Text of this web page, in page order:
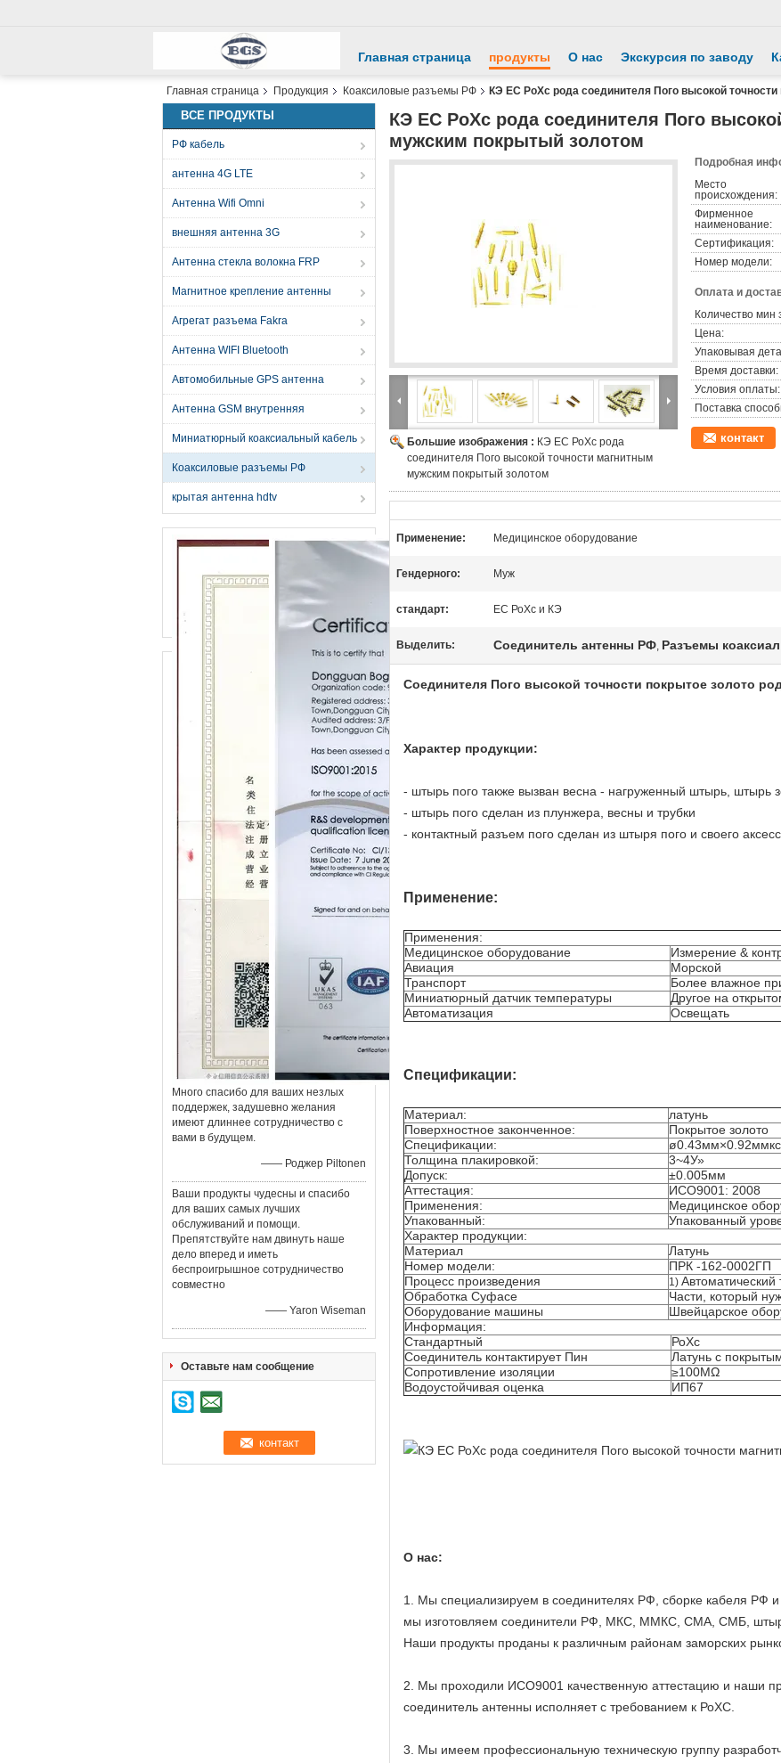
Главная страница продукты О нас Экскурсия по заводу
Главная страница Продукция Коаксиловые разъемы РФ КЭ ЕС РоХс рода соединителя Пого высокой
ВСЕ ПРОДУКТЫ
РФ кабель
антенна 4G LTE
Антенна Wifi Omni
внешняя антенна 3G
Антенна стекла волокна FRP
Магнитное крепление антенны
Агрегат разъема Fakra
Антенна WIFI Bluetooth
Автомобильные GPS антенна
Антенна GSM внутренняя
Миниатюрный коаксиальный кабель
Коаксиловые разъемы РФ
крытая антенна hdtv
Много спасибо для ваших незлых
поддержек, задушевно желания
имеют длиннее сотрудничество с
вами в будущем.
—— Роджер Piltonen
Ваши продукты чудесны и спасибо
для ваших самых лучших
обслуживаний и помощи.
Препятствуйте нам двинуть наше
дело вперед и иметь
беспроигрышное сотрудничество
совместно
—— Yaron Wiseman
Оставьте нам сообщение
КЭ ЕС РоХс рода соединителя Пого
мужским покрытый золотом
Большие изображения : КЭ ЕС РоХс рода
соединителя Пого высокой точности магнитным
мужским покрытый золотом
Подробная
Место
происхождения:
Фирменное
наименование:
Сертификация:
Номер модели:
Оплата и
Количество мин
Цена:
Упаковывая
Время доставки:
Условия оплаты:
Поставка
контакт
Применение: Медицинское оборудование
Гендерного: Муж
стандарт: ЕС РоХс и КЭ
Выделить: Соединитель антенны РФ, Разъемы
Соединителя Пого высокой точности покрытое золото
Характер продукции:
- штырь пого также вызван весна - нагруженный штырь, штырь
- штырь пого сделан из плунжера, весны и трубки
- контактный разъем пого сделан из штыря пого и своего
Применение:
Применения:
Медицинское оборудование
Измерение &
Авиация
Морской
Транспорт
Более влажное
Миниатюрный датчик температуры
Другое на
Автоматизация
Освещать
Спецификации:
Материал:
латунь
Поверхностное законченное:
Покрытое золото
Спецификации:
Толщина плакировкой:
3~4У»
Допуск:
±0.005мм
Аттестация:
ИСО9001: 2008
Применения:
Медицинское
Упакованный:
Упакованный
Характер продукции:
Материал
Латунь
Номер модели:
ПРК -162-0002ГП
Процесс произведения
1)
Обработка Суфасе
Части, который
Оборудование машины
Швейцарское
Информация:
Стандартный
РоХс
Соединитель контактирует Пин
Латунь с
Сопротивление изоляции
≥100МΩ
Водоустойчивая оценка
ИП67
О нас:
1. Мы специализируем в соединителях РФ, сборке кабеля РФ
мы изготовляем соединители РФ, МКС, ММКС, СМА, СМБ,
Наши продукты проданы к различным районам заморских
2. Мы проходили ИСО9001 качественную аттестацию и наши
соединитель антенны исполняет с требованием к РоХС.
3. Мы имеем профессиональную техническую группу